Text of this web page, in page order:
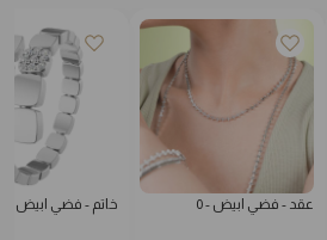
عقد - فضي ابيض - 0 خاتم - فضي ابيض - 0